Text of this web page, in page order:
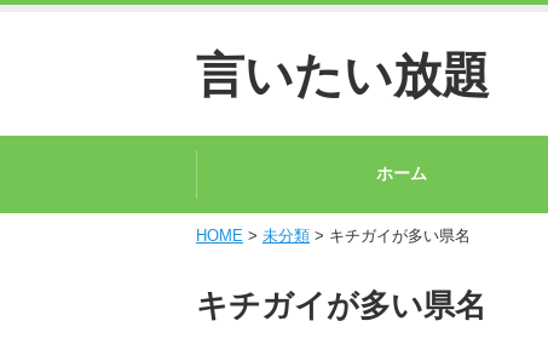
言いたい放題
ホーム
HOME > 未分類 > キチガイが多い県名
キチガイが多い県名